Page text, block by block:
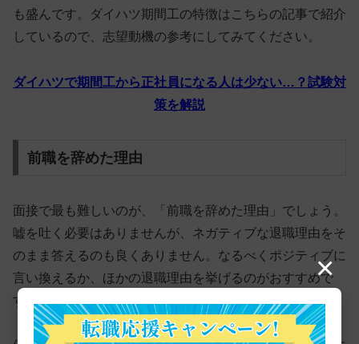
も盛んです。ダイハツ期間工の特徴はこちらの記事で紹介
しているので、志望動機の参考にしてみてください。
ダイハツで期間工から正社員になる人は少ない…？試験対
策を解説
前職を辞めた理由
面接で最も難しいのが、「前職を辞めた理由」でしょう。
嘘を吐く必要はありませんが、ネガティブな退職理由をそ
のまま答えるのも良くありません。 なるべくポジティブに
言い換えるか、ほかの退職理由を挙げるのがおすすめで
す。
×